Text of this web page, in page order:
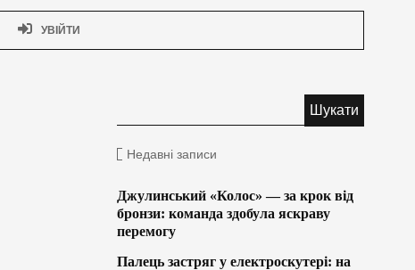
УВІЙТИ
Недавні записи
Джулинський «Колос» — за крок від
бронзи: команда здобула яскраву
перемогу
Палець застряг у електроскутері: на